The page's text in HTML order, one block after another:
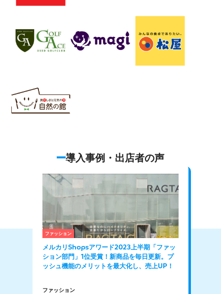
導入事例・出店者の声
ファッション
メルカリShopsアワード2023上半期「ファッ
ション部門」1位受賞！新商品を毎日更新。プ
ッシュ機能のメリットを最大化し、売上UP！
ファッション